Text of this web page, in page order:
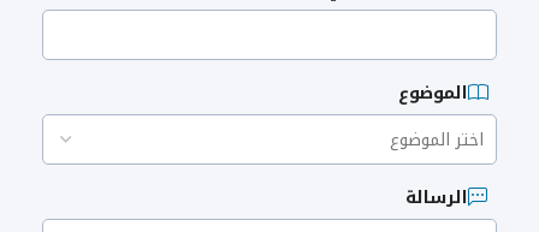
الموضوع
الرسالة